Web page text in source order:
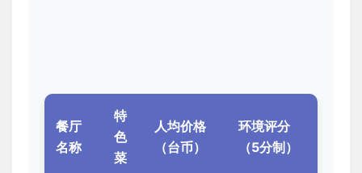
餐厅
名称
特
色
菜
人均价格
（台币）
环境评分
（5分制）